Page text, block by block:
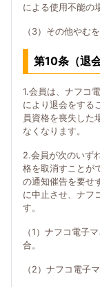
による使用不能の
（3）その他やむ
第10条（退
1.会員は、ナフコ
により退会をする
員資格を喪失した
なくなります。
2.会員が次のいず
格を取消すことが
の通知催告を要せ
に中止させ、ナフ
す。
（1）ナフコ電子
合。
（2）ナフコ電子